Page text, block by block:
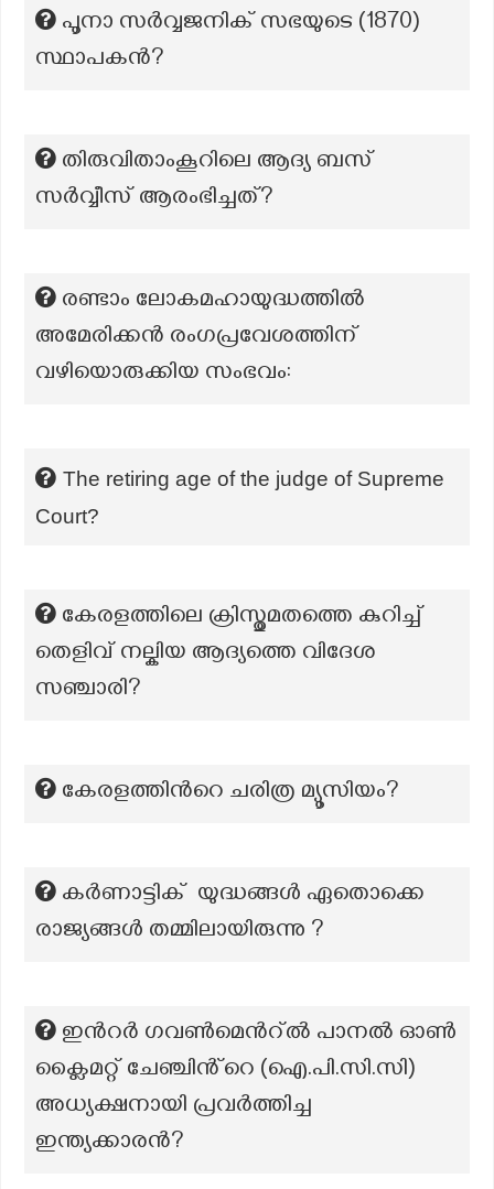
പൂനാ സർവ്വജനിക് സഭയുടെ (1870)
സ്ഥാപകന്‍?
തിരുവിതാംകൂറിലെ ആദ്യ ബസ്
സർവ്വീസ് ആരംഭിച്ചത്?
രണ്ടാം ലോകമഹായുദ്ധത്തിൽ
അമേരിക്കൻ രംഗപ്രവേശത്തിന്
വഴിയൊരുക്കിയ സംഭവം:
The retiring age of the judge of Supreme
Court?
കേരളത്തിലെ ക്രിസ്തുമതത്തെ കുറിച്ച്
തെളിവ് നല്കിയ ആദ്യത്തെ വിദേശ
സഞ്ചാരി?
കേരളത്തിന്‍റെ ചരിത്ര മ്യൂസിയം?
കർണാട്ടിക് യുദ്ധങ്ങൾ ഏതൊക്കെ
രാജ്യങ്ങൾ തമ്മിലായിരുന്നു ?
ഇൻറർ ഗവൺമെൻറ്ൽ പാനൽ ഓൺ
ക്ലൈമറ്റ് ചേഞ്ചിൻ്റെ (ഐ.പി.സി.സി)
അധ്യക്ഷനായി പ്രവർത്തിച്ച
ഇന്ത്യക്കാരൻ?